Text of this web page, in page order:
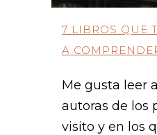
7 LIBROS QUE
A
Me gusta leer
autoras de los
visito y en los